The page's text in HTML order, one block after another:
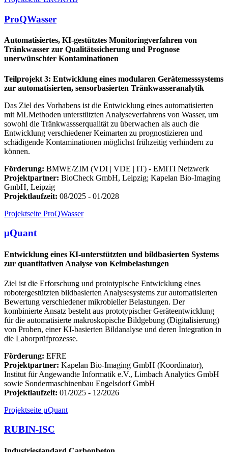
ProQWasser
Automatisiertes, KI-gestütztes Monitoringverfahren von
Tränkwasser zur Qualitätssicherung und Prognose
unerwünschter Kontaminationen
Teilprojekt 3: Entwicklung eines modularen Gerätemesssystems
zur automatisierten, sensorbasierten Tränkwasseranalytik
Das Ziel des Vorhabens ist die Entwicklung eines automatisierten
mit MLMethoden unterstützten Analyseverfahrens von Wasser, um
sowohl die Tränkwassserqualität zu überwachen als auch die
Entwicklung verschiedener Keimarten zu prognostizieren und
schädigende Kontaminationen möglichst frühzeitig verhindern zu
können.
Förderung: BMWE/ZIM (VDI | VDE | IT) - EMITI Netzwerk
Projektpartner: BioCheck GmbH, Leipzig; Kapelan Bio-Imaging
GmbH, Leipzig
Projektlaufzeit: 08/2025 - 01/2028
Projektseite ProQWasser
μQuant
Entwicklung eines KI-unterstützten und bildbasierten Systems
zur quantitativen Analyse von Keimbelastungen
Ziel ist die Erforschung und prototypische Entwicklung eines
robotergestützten bildbasierten Analysesystems zur automatisierten
Bewertung verschiedener mikrobieller Belastungen. Der
kombinierte Ansatz besteht aus prototypischer Geräteentwicklung
für die automatisierte makroskopische Bildgebung (Digitalisierung)
von Proben, einer KI-basierten Bildanalyse und deren Integration in
die Laborprüfprozesse.
Förderung: EFRE
Projektpartner: Kapelan Bio-Imaging GmbH (Koordinator),
Institut für Angewandte Informatik e.V., Limbach Analytics GmbH
sowie Sondermaschinenbau Engelsdorf GmbH
Projektlaufzeit: 01/2025 - 12/2026
Projektseite μQuant
RUBIN-ISC